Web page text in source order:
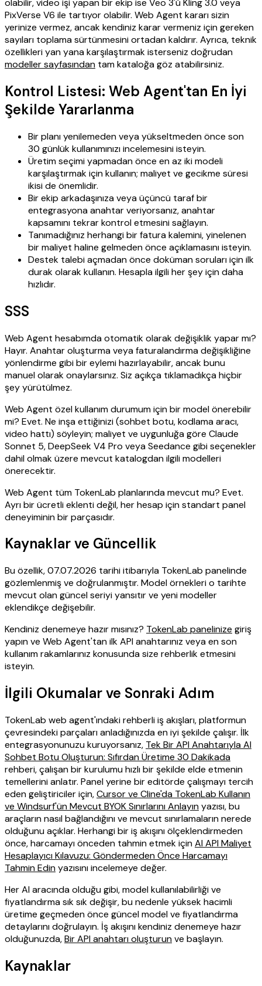
olabilir, video işi yapan bir ekip ise Veo 3'ü Kling 3.0 veya
PixVerse V6 ile tartıyor olabilir. Web Agent kararı sizin
yerinize vermez, ancak kendiniz karar vermeniz için gereken
sayıları toplama sürtünmesini ortadan kaldırır. Ayrıca, teknik
özellikleri yan yana karşılaştırmak isterseniz doğrudan
modeller sayfasından tam kataloğa göz atabilirsiniz.
Kontrol Listesi: Web Agent'tan En İyi
Şekilde Yararlanma
Bir planı yenilemeden veya yükseltmeden önce son
30 günlük kullanımınızı incelemesini isteyin.
Üretim seçimi yapmadan önce en az iki modeli
karşılaştırmak için kullanın; maliyet ve gecikme süresi
ikisi de önemlidir.
Bir ekip arkadaşınıza veya üçüncü taraf bir
entegrasyona anahtar veriyorsanız, anahtar
kapsamını tekrar kontrol etmesini sağlayın.
Tanımadığınız herhangi bir fatura kalemini, yinelenen
bir maliyet haline gelmeden önce açıklamasını isteyin.
Destek talebi açmadan önce doküman soruları için ilk
durak olarak kullanın. Hesapla ilgili her şey için daha
hızlıdır.
SSS
Web Agent hesabımda otomatik olarak değişiklik yapar mı?
Hayır. Anahtar oluşturma veya faturalandırma değişikliğine
yönlendirme gibi bir eylemi hazırlayabilir, ancak bunu
manuel olarak onaylarsınız. Siz açıkça tıklamadıkça hiçbir
şey yürütülmez.
Web Agent özel kullanım durumum için bir model önerebilir
mi? Evet. Ne inşa ettiğinizi (sohbet botu, kodlama aracı,
video hattı) söyleyin; maliyet ve uygunluğa göre Claude
Sonnet 5, DeepSeek V4 Pro veya Seedance gibi seçenekler
dahil olmak üzere mevcut katalogdan ilgili modelleri
önerecektir.
Web Agent tüm TokenLab planlarında mevcut mu? Evet.
Ayrı bir ücretli eklenti değil, her hesap için standart panel
deneyiminin bir parçasıdır.
Kaynaklar ve Güncellik
Bu özellik, 07.07.2026 tarihi itibarıyla TokenLab panelinde
gözlemlenmiş ve doğrulanmıştır. Model örnekleri o tarihte
mevcut olan güncel seriyi yansıtır ve yeni modeller
eklendikçe değişebilir.
Kendiniz denemeye hazır mısınız? TokenLab panelinize giriş
yapın ve Web Agent'tan ilk API anahtarınız veya en son
kullanım rakamlarınız konusunda size rehberlik etmesini
isteyin.
İlgili Okumalar ve Sonraki Adım
TokenLab web agent'ındaki rehberli iş akışları, platformun
çevresindeki parçaları anladığınızda en iyi şekilde çalışır. İlk
entegrasyonunuzu kuruyorsanız, Tek Bir API Anahtarıyla AI
Sohbet Botu Oluşturun: Sıfırdan Üretime 30 Dakikada
rehberi, çalışan bir kurulumu hızlı bir şekilde elde etmenin
temellerini anlatır. Panel yerine bir editörde çalışmayı tercih
eden geliştiriciler için,Cursor ve Cline'da TokenLab Kullanın
ve Windsurf'ün Mevcut BYOK Sınırlarını Anlayınyazısı, bu
araçların nasıl bağlandığını ve mevcut sınırlamaların nerede
olduğunu açıklar. Herhangi bir iş akışını ölçeklendirmeden
önce, harcamayı önceden tahmin etmek içinAI API Maliyet
Hesaplayıcı Kılavuzu: Göndermeden Önce Harcamayı
Tahmin Edinyazısını incelemeye değer.
Her AI aracında olduğu gibi, model kullanılabilirliği ve
fiyatlandırma sık sık değişir, bu nedenle yüksek hacimli
üretime geçmeden önce güncel model ve fiyatlandırma
detaylarını doğrulayın. İş akışını kendiniz denemeye hazır
olduğunuzda,Bir API anahtarı oluşturunve başlayın.
Kaynaklar